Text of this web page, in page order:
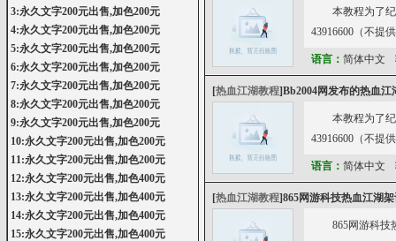
3:永久文字200元出售,加色200元
4:永久文字200元出售,加色200元
5:永久文字200元出售,加色200元
6:永久文字200元出售,加色200元
7:永久文字200元出售,加色200元
8:永久文字200元出售,加色200元
9:永久文字200元出售,加色200元
10:永久文字200元出售,加色200元
11:永久文字200元出售,加色200元
12:永久文字200元出售,加色400元
13:永久文字200元出售,加色400元
14:永久文字200元出售,加色400元
15:永久文字200元出售,加色400元
本教程为了
43916600（不提
语言： 简体中文
[热血江湖教程]Bb2004网发布的热血江
本教程为了
43916600（不提
语言： 简体中文
[热血江湖教程]865网游科技热血江湖
865网游科技